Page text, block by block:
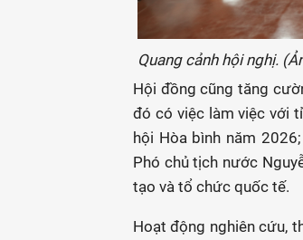
Quang cảnh hội nghị.
Hội đồng cũng tăng
đó có việc làm việc với
hội Hòa bình năm
Phó chủ tịch nước
tạo và tổ chức quốc tế.
Hoạt động nghiên cứu,